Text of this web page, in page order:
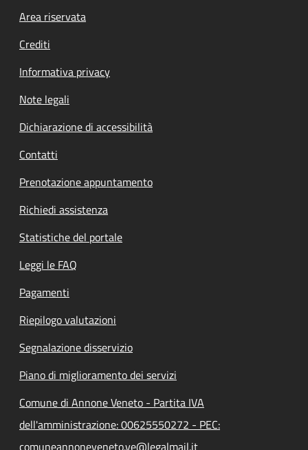
Footer menu
Area riservata
Crediti
Informativa privacy
Note legali
Dichiarazione di accessibilità
Contatti
Prenotazione appuntamento
Richiedi assistenza
Statistiche del portale
Leggi le FAQ
Pagamenti
Riepilogo valutazioni
Segnalazione disservizio
Piano di miglioramento dei servizi
Comune di Annone Veneto - Partita IVA
dell'amministrazione: 00625550272 - PEC:
comuneannoneveneto.ve@legalmail.it